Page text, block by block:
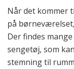
Når det kommer
på
Der findes
sengetøj, som
stemning til